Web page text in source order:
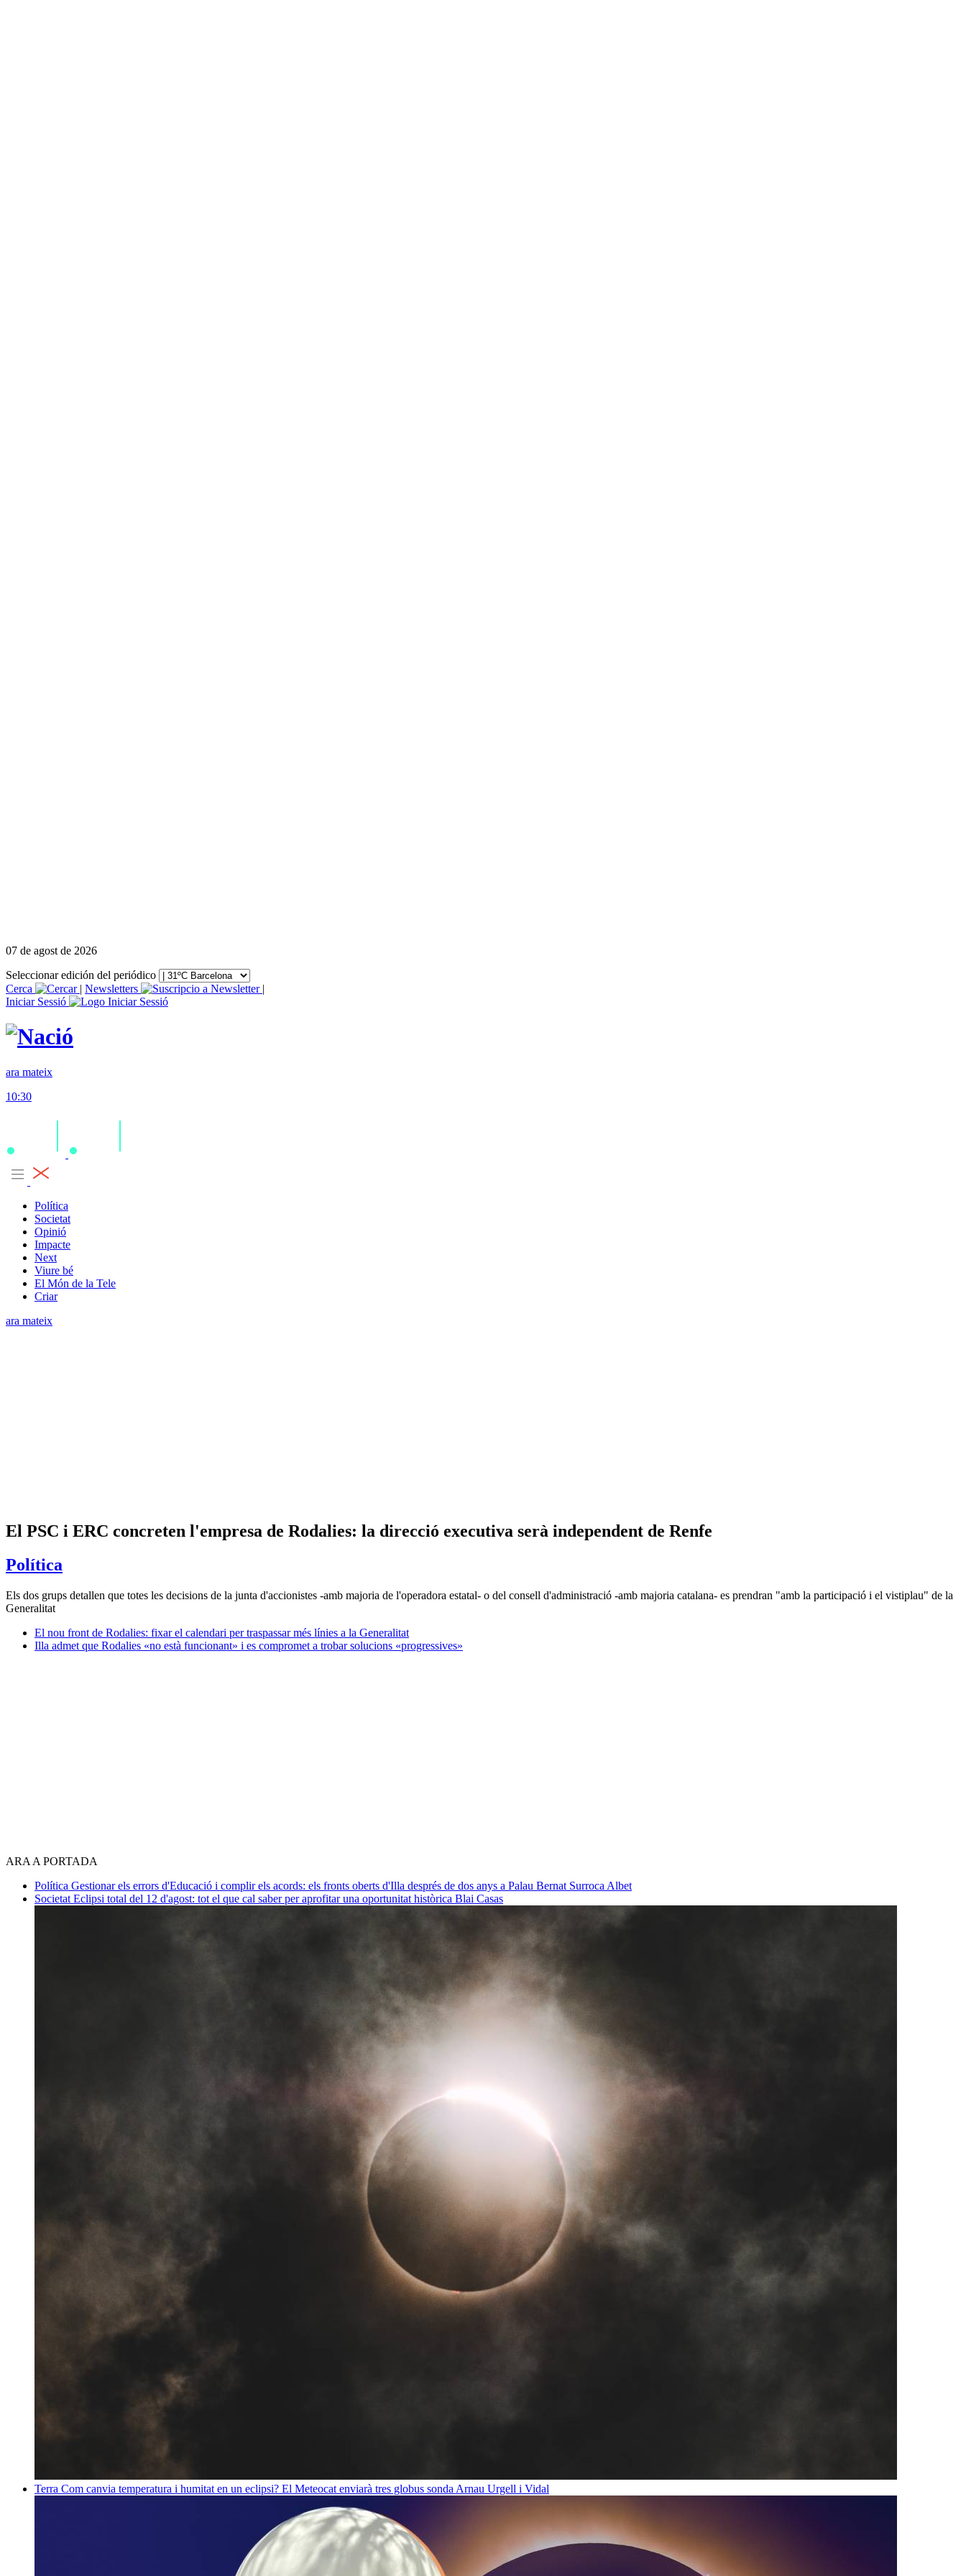
07 de agost de 2026
Seleccionar edición del periódico
Cerca
| Newsletters
|
Iniciar Sessió
ara mateix
10:30
Política
Societat
Opinió
Impacte
Next
Viure bé
El Món de la Tele
Criar
ara mateix
El PSC i ERC concreten l'empresa de Rodalies: la direcció executiva serà independent de Renfe
Política
Els dos grups detallen que totes les decisions de la junta d'accionistes -amb majoria de l'operadora estatal- o del consell d'administració -amb majoria catalana- es prendran "amb la participació i el vistiplau" de la
Generalitat
El nou front de Rodalies: fixar el calendari per traspassar més línies a la Generalitat
Illa admet que Rodalies «no està funcionant» i es compromet a trobar solucions «progressives»
ARA A PORTADA
Política Gestionar els errors d'Educació i complir els acords: els fronts oberts d'Illa després de dos anys a Palau Bernat Surroca Albet
Societat Eclipsi total del 12 d'agost: tot el que cal saber per aprofitar una oportunitat històrica Blai Casas
Terra Com canvia temperatura i humitat en un eclipsi? El Meteocat enviarà tres globus sonda Arnau Urgell i Vidal